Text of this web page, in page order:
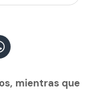
mientras que